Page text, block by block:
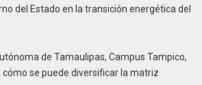
del Estado en la transición energética del
de Tamaulipas, Campus Tampico,
se puede diversificar la matriz